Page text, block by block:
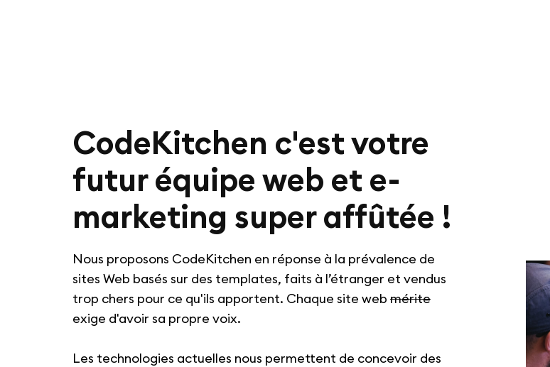
CodeKitchen c'est votre
futur équipe web et e-
marketing super affûtée !
Nous proposons CodeKitchen en réponse à la prévalence de
sites Web basés sur des templates, faits à l’étranger et vendus
trop chers pour ce qu'ils apportent. Chaque site web mérite
exige d'avoir sa propre voix.
Les technologies actuelles nous permettent de concevoir des